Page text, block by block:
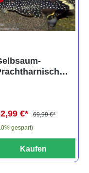
5 von 5 Sternen
€*
69,99 €*
gespart)
Kaufen